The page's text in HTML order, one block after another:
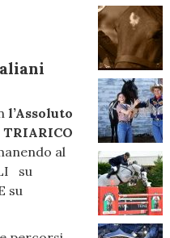
l’Assoluto
TRIARICO
al
su
su